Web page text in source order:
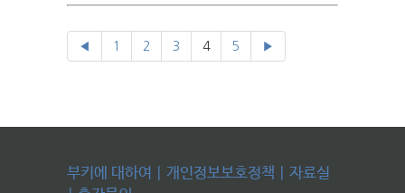
◀ 1 2 3 4 5 ▶
부키에 대하여 개인정보보호정책
자료실